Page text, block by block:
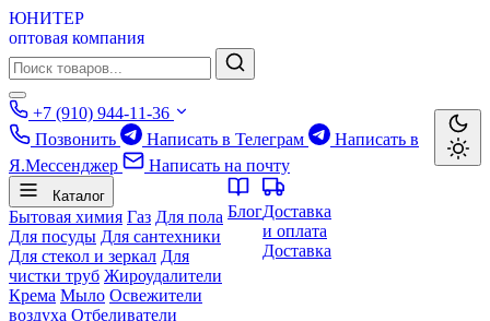
ЮНИТЕР
оптовая компания
+7 (910) 944-11-36
Позвонить
Написать в Телеграм
Написать в
Я.Мессенджер
Написать на почту
Каталог
Бытовая химия Газ Для пола
Для посуды Для сантехники
Для стекол и зеркал Для
чистки труб Жироудалители
Крема Мыло Освежители
воздуха Отбеливатели
БлогДоставка
и оплата
Доставка